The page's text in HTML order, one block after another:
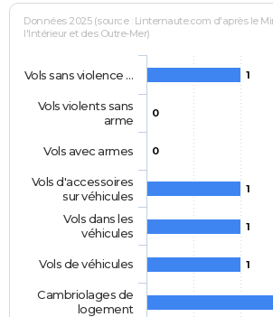
Données 2025 (source : Linternaute.com d'après le
l'Intérieur et des Outre-Mer)
1
0
0
1
1
1
Vols sans violence …
Vols violents sans
arme
Vols avec armes
Vols d'accessoires
sur véhicules
Vols dans les
véhicules
Vols de véhicules
Cambriolages de
logement